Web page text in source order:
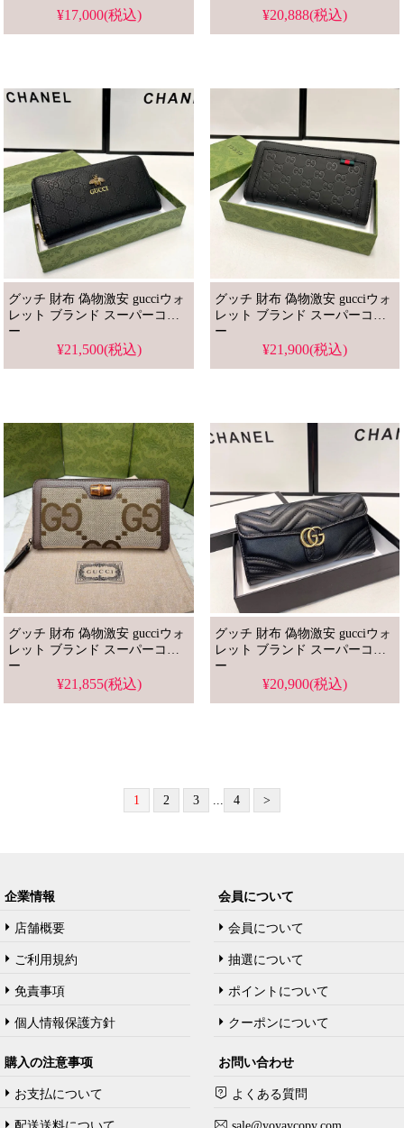
¥17,000(税込) ¥20,888(税込)
グッチ 財布 偽物激安 gucciウォ
レット ブランド スーパーコピ
ー
¥21,500(税込)
グッチ 財布 偽物激安 gucciウォ
レット ブランド スーパーコピ
ー
¥21,900(税込)
グッチ 財布 偽物激安 gucciウォ
レット ブランド スーパーコピ
ー
¥21,855(税込)
グッチ 財布 偽物激安 gucciウォ
レット ブランド スーパーコピ
ー
¥20,900(税込)
1 2 3 4 >
企業情報
店舗概要
ご利用規約
免責事項
個人情報保護方針
会員について
会員について
抽選について
ポイントについて
クーポンについて
購入の注意事项
お支払について
お問い合わせ
よくある質問